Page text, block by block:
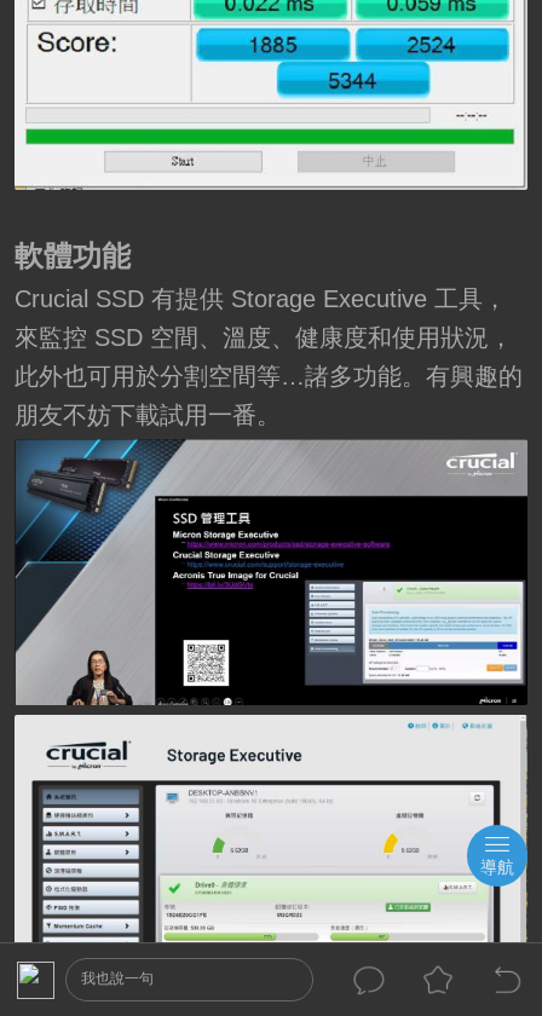
軟體功能
Crucial SSD 有提供 Storage Executive 工具，
來監控 SSD 空間、溫度、健康度和使用狀況，
此外也可用於分割空間等…諸多功能。有興趣的
朋友不妨下載試用一番。
我也說一句
導航